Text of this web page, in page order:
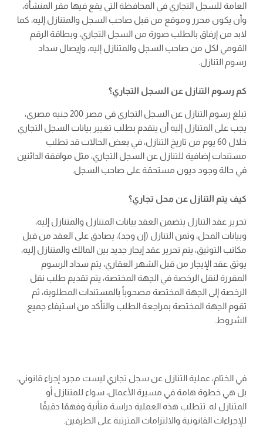
العامة للسجل التجاري في المحافظة التي يقع فيها مقر المنشأة،
وأن يكون محرر وموقع من قبل صاحب السجل والمتنازل إليه، كما
لابد من إرفاق بالطلب صورة من السجل التجاري، وبطاقة الرقم
القومي لكل من صاحب السجل والمتنازل إليه، وإيصال سداد
رسوم التنازل.
كم رسوم التنازل عن السجل التجاري؟
تبلغ رسوم التنازل عن السجل التجاري في مصر 200 جنيه مصري،
يجب على المتنازل إليه أن يتقدم بطلب تغيير بيانات السجل التجاري
خلال 60 يوم من تاريخ التنازل، في بعض الحالات قد تطلب
مستندات إضافية للتنازل عن السجل التجاري، مثل موافقة الدائنين
في حالة وجود ديون مستحقة على صاحب السجل.
كيف يتم التنازل عن محل تجاري؟
تحرير عقد التنازل يتضمن العقد بيانات المتنازل والمتنازل إليه،
وبيانات المحل، وثمن التنازل (إن وجد)، يصادق على العقد من قبل
مكاتب التوثيق، يتم تحرير عقد إيجار جديد بين المالك والمتنازل إليه،
يوثق عقد الإيجار من قبل الشهر العقاري، يتم سداد الرسوم
المقررة لنقل الرخصة في الجهة المختصة، يتم تقديم طلب نقل
الرخصة إلى الجهة المختصة مصحوباً بالمستندات المطلوبة، ثم
تقوم الجهة المختصة بمراجعة الطلب والتأكد من استيفاء جميع
الشروط.
في الختام، عملية التنازل عن سجل تجاري ليست مجرد إجراء قانوني،
بل هي خطوة هامة في مسيرة الأعمال، سواء للمتنازل أو
المتنازل له. تتطلب هذه العملية دراسة متأنية وفهمًا دقيقًا
للإجراءات القانونية والالتزامات المترتبة على الطرفين.